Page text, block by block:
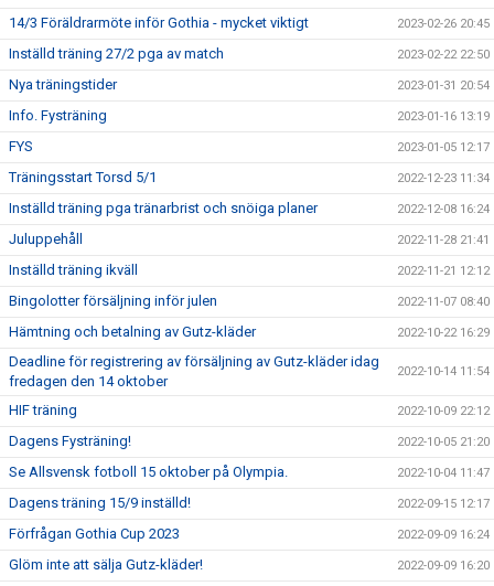
14/3 Föräldrarmöte inför Gothia - mycket viktigt 2023-02-26 20:45
Inställd träning 27/2 pga av match 2023-02-22 22:50
Nya träningstider 2023-01-31 20:54
Info. Fysträning 2023-01-16 13:19
FYS 2023-01-05 12:17
Träningsstart Torsd 5/1 2022-12-23 11:34
Inställd träning pga tränarbrist och snöiga planer 2022-12-08 16:24
Juluppehåll 2022-11-28 21:41
Inställd träning ikväll 2022-11-21 12:12
Bingolotter försäljning inför julen 2022-11-07 08:40
Hämtning och betalning av Gutz-kläder 2022-10-22 16:29
Deadline för registrering av försäljning av Gutz-kläder idag
fredagen den 14 oktober
2022-10-14 11:54
HIF träning 2022-10-09 22:12
Dagens Fysträning! 2022-10-05 21:20
Se Allsvensk fotboll 15 oktober på Olympia. 2022-10-04 11:47
Dagens träning 15/9 inställd! 2022-09-15 12:17
Förfrågan Gothia Cup 2023 2022-09-09 16:24
Glöm inte att sälja Gutz-kläder! 2022-09-09 16:20